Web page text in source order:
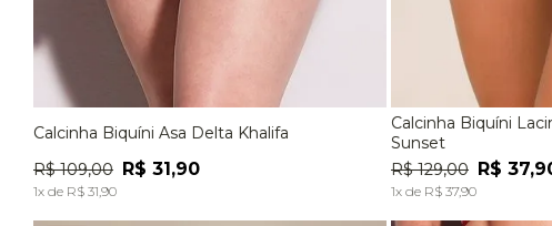
M
P
ADICIONAR À SACOLA
Calcinha Biquíni Asa Delta Khalifa
R$ 109,00 R$ 31,90
1x de R$ 31,90
P
Calcinha Biquíni
Sunset
R$ 129,00 R$ 37,
1x de R$ 37,90